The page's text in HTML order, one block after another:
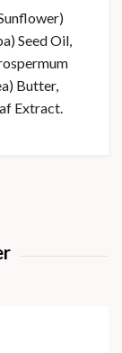
Seed Oil,
Butter,
Extract.